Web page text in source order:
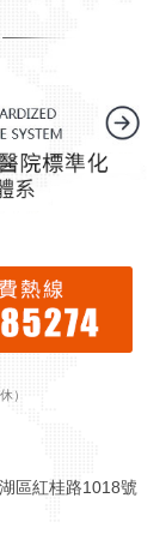
）
區紅桂路1018號